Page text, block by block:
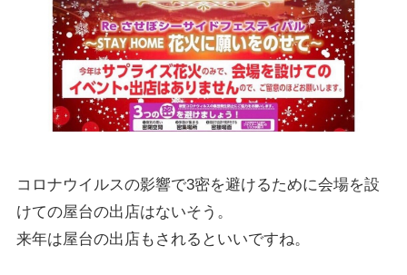
コロナウイルスの影響で3密を避けるために会場を設
けての屋台の出店はないそう。
来年は屋台の出店もされるといいですね。